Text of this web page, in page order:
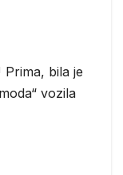
bila je
vozila